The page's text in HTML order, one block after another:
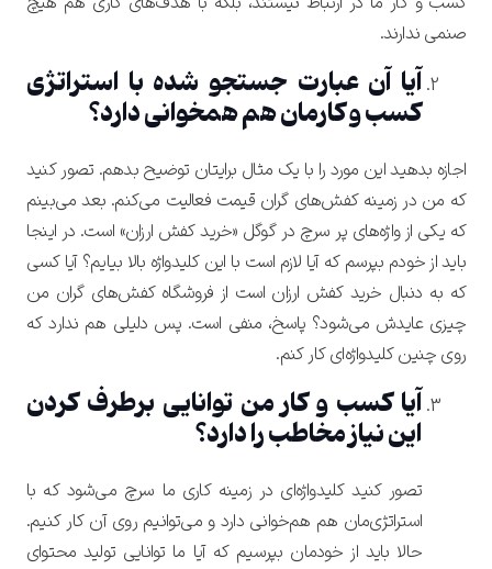
صنمی ندارند.
آیا آن عبارت جستجو شده با استراتژی
کسب و کارمان هم همخوانی دارد؟
اجازه بدهید این مورد را با یک مثال برایتان توضیح بدهم. تصور کنید
که من در زمینه کفش‌های گران قیمت فعالیت می‌کنم. بعد می‌بینم
که یکی از واژه‌های پر سرچ در گوگل «خرید کفش ارزان» است. در اینجا
باید از خودم بپرسم که آیا لازم است با این کلیدواژه بالا بیایم؟ آیا کسی
که به دنبال خرید کفش ارزان است از فروشگاه کفش‌های گران من
چیزی عایدش می‌شود؟ پاسخ، منفی است. پس دلیلی هم ندارد که
روی چنین کلیدواژه‌ای کار کنم.
آیا کسب و کار من توانایی برطرف کردن
این نیاز مخاطب را دارد؟
تصور کنید کلیدواژه‌ای در زمینه کاری ما سرچ می‌شود که با
استراتژی‌مان هم هم‌خوانی دارد و می‌توانیم روی آن کار کنیم.
حالا باید از خودمان بپرسیم کهآیا ما توانایی تولید محتوای